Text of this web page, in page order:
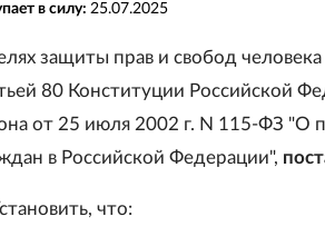
в силу: 25.07.2025
защиты прав и свобод
80 Конституции Российской
от 25 июля 2002 г. N 115-ФЗ "О
в Российской Федерации",
что: